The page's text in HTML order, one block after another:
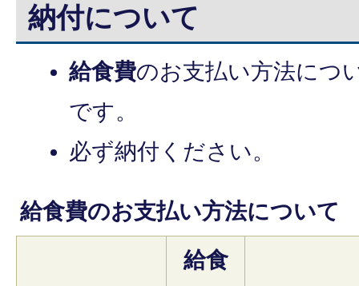
納付について
給食費のお支払い方法につ
です。
必ず納付ください。
給食費のお支払い方法について
給食